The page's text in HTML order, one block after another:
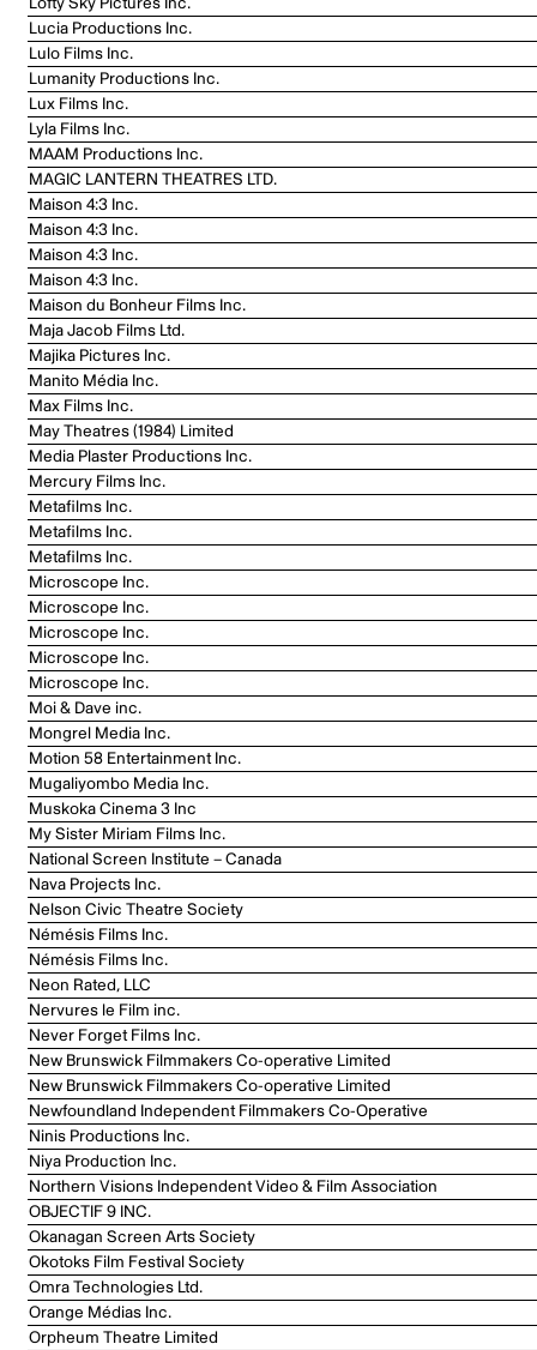
Lucia Productions Inc.
Lulo Films Inc.
Lumanity Productions Inc.
Lux Films Inc.
Lyla Films Inc.
MAAM Productions Inc.
MAGIC LANTERN THEATRES LTD.
Maison 4:3 Inc.
Maison 4:3 Inc.
Maison 4:3 Inc.
Maison 4:3 Inc.
Maison du Bonheur Films Inc.
Maja Jacob Films Ltd.
Majika Pictures Inc.
Manito Média Inc.
Max Films Inc.
May Theatres (1984) Limited
Media Plaster Productions Inc.
Mercury Films Inc.
Metafilms Inc.
Metafilms Inc.
Metafilms Inc.
Microscope Inc.
Microscope Inc.
Microscope Inc.
Microscope Inc.
Microscope Inc.
Moi & Dave inc.
Mongrel Media Inc.
Motion 58 Entertainment Inc.
Mugaliyombo Media Inc.
Muskoka Cinema 3 Inc
My Sister Miriam Films Inc.
National Screen Institute – Canada
Nava Projects Inc.
Nelson Civic Theatre Society
Némésis Films Inc.
Némésis Films Inc.
Neon Rated, LLC
Nervures le Film inc.
Never Forget Films Inc.
New Brunswick Filmmakers Co-operative Limited
New Brunswick Filmmakers Co-operative Limited
Newfoundland Independent Filmmakers Co-Operative
Ninis Productions Inc.
Niya Production Inc.
Northern Visions Independent Video & Film Association
OBJECTIF 9 INC.
Okanagan Screen Arts Society
Okotoks Film Festival Society
Omra Technologies Ltd.
Orange Médias Inc.
Orpheum Theatre Limited